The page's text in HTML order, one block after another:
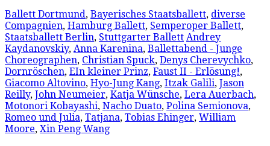
Ballett Dortmund, Bayerisches Staatsballett, diverse
Compagnien, Hamburg Ballett, Semperoper Ballett,
Staatsballett Berlin, Stuttgarter Ballett Andrey
Kaydanovskiy, Anna Karenina, Ballettabend - Junge
Choreographen, Christian Spuck, Denys Cherevychko,
Dornröschen, EIn kleiner Prinz, Faust II - Erlösung!,
Giacomo Altovino, Hyo-Jung Kang, Itzak Galili, Jason
Reilly, John Neumeier, Katja Wünsche, Lera Auerbach,
Motonori Kobayashi, Nacho Duato, Polina Semionova,
Romeo und Julia, Tatjana, Tobias Ehinger, William
Moore, Xin Peng Wang